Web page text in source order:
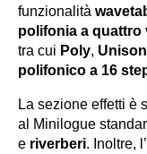
funzionalità
polifonia a quattro
tra cui Poly, Unison
polifonico a 16
La sezione effetti è
al Minilogue
e riverberi. Inoltre, l’